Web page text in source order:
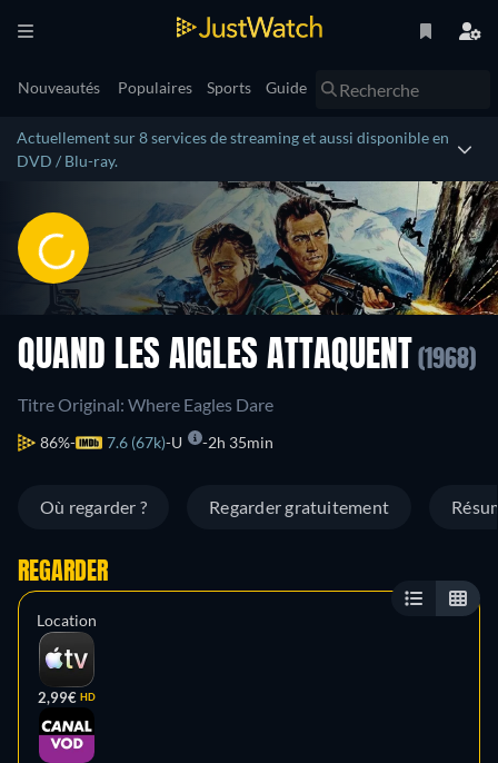
Nouveautés Populaires Sports Guide
Actuellement sur 8 services de streaming et aussi disponible en
DVD / Blu-ray.
QUAND LES AIGLES ATTAQUENT (1968)
Titre Original: Where Eagles Dare
86% 7.6 (67k) U 2h 35min
Où regarder ? Regarder gratuitement
REGARDER
Location
2,99€ HD